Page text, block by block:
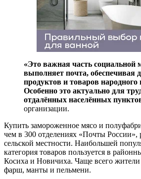
«Это важная часть социальной
выполняет почта, обеспечивая
продуктов и товаров народного
Особенно это актуально для
отдалённых населённых
организации.
Купить замороженное мясо и
чем в 300 отделениях «Почты
сельской местности. Наибольшей
категория товаров пользуется в
Косиха и Новичиха. Чаще всего
фарш, манты и пельмени.